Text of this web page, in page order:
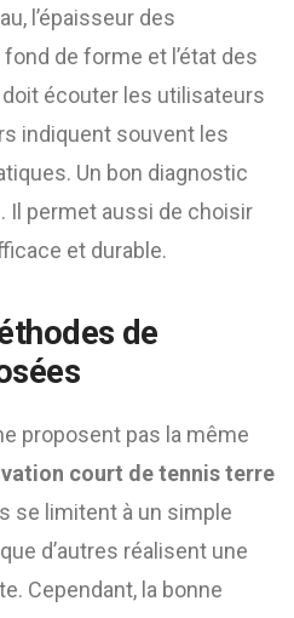
l’épaisseur des
de forme et l’état des
écouter les utilisateurs
indiquent souvent les
Un bon diagnostic
Il permet aussi de choisir
et durable.
de
proposent pas la même
court de tennis terre
se limitent à un simple
d’autres réalisent une
Cependant, la bonne